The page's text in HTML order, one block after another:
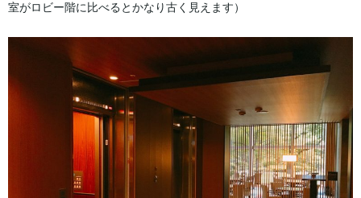
室がロビー階に比べるとかなり古く見えます）